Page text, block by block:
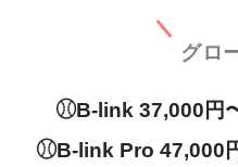
グロ
⚾︎B-link 37,000円
⚾︎B-link Pro 47,000